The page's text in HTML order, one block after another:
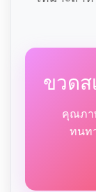
ขวดส
คุณภา
ทนท